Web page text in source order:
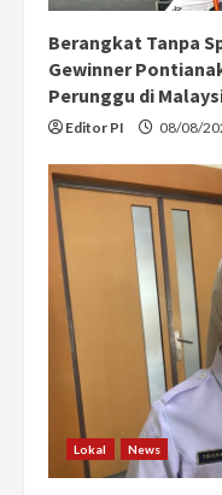
Berangkat Tanpa
Gewinner
Perunggu di
Editor PI 08/08/
Lokal News